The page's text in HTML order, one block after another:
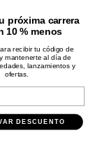
próxima carrera
10 % menos
recibir tu código de
mantenerte al día de
lanzamientos y
ofertas.
DESCUENTO